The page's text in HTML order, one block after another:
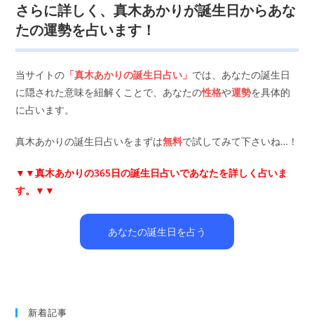
さらに詳しく、真木あかりが誕生日からあな
たの運勢を占います！
当サイトの 「真木あかりの誕生日占い」 では、あなたの誕生日
に隠された意味を紐解くことで、あなたの性格や運勢を具体的
に占います。
真木あかりの誕生日占いをまずは無料で試してみて下さいね…！
▼▼真木あかりの365日の誕生日占いであなたを詳しく占いま
す。▼▼
あなたの誕生日を占う
新着記事